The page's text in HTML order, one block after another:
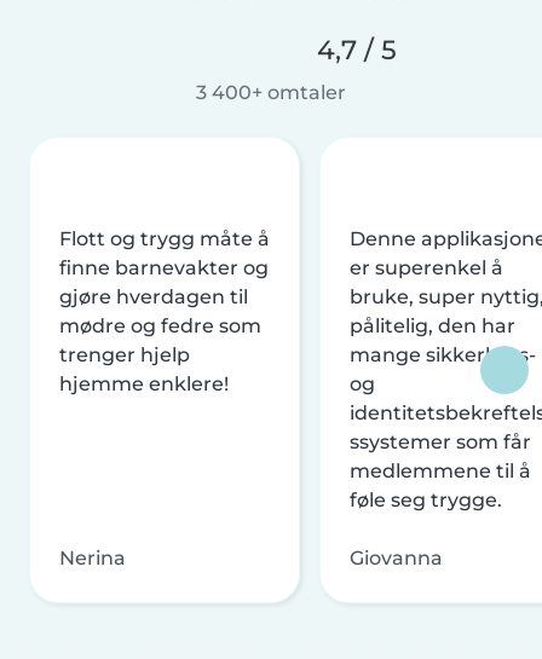
4,7 / 5
3 400+ omtaler
Flott og trygg måte å
finne barnevakter og
gjøre hverdagen til
mødre og fedre som
trenger hjelp
hjemme enklere!
Nerina
Denne
er superenkel å
bruke, super
pålitelig, den har
mange sikkerhets-
og
ssystemer som får
medlemmene til å
føle seg trygge.
Giovanna